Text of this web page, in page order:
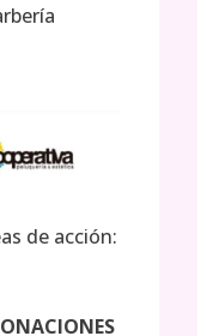
de acción: